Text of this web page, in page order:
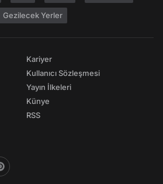
Gezilecek Yerler
Kariyer
Kullanıcı Sözleşmesi
Yayın İlkeleri
Künye
RSS